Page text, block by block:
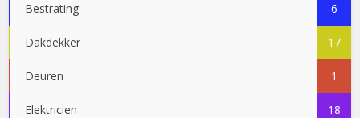
Bestrating 6
Dakdekker 17
Deuren 1
Elektricien 18